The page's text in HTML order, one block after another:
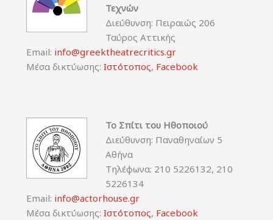
Τεχνών
Διεύθυνση: Πειραιώς 206
Ταύρος Αττικής
Email: info@greektheatrecritics.gr
Μέσα δικτύωσης: Ιστότοπος, Facebook
Το Σπίτι του Ηθοποιού
Διεύθυνση: Παναθηναίων 5
Αθήνα
Τηλέφωνα: 210 5226132, 210
5226134
Email: info@actorhouse.gr
Μέσα δικτύωσης: Ιστότοπος, Facebook